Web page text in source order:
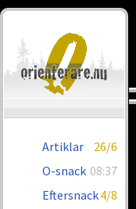
Artiklar
26/6
O-snack 08:37
Eftersnack4/8